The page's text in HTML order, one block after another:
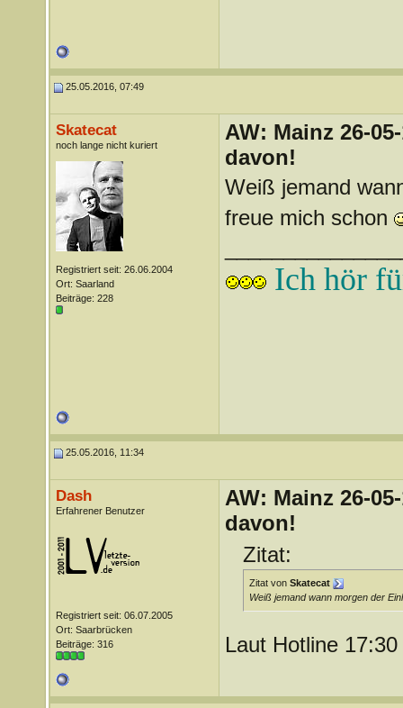
25.05.2016, 07:49
Skatecat
noch lange nicht kuriert
Registriert seit: 26.06.2004
Ort: Saarland
Beiträge: 228
AW: Mainz 26-
davon!
Weiß jemand
freue mich schon
Ich hör
25.05.2016, 11:34
Dash
Erfahrener Benutzer
Registriert seit: 06.07.2005
Ort: Saarbrücken
Beiträge: 316
AW: Mainz 26-
davon!
Zitat:
Zitat von Skatecat
Weiß jemand wann morgen der
Laut Hotline 17:30